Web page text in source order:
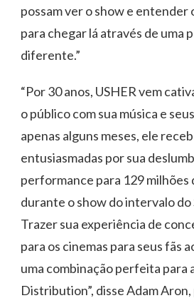
possam ver o show e entender
para chegar lá através de uma
diferente.”
“Por 30 anos, USHER vem
o público com sua música e
apenas alguns meses, ele
entusiasmadas por sua
performance para 129 milhões
durante o show do intervalo do
Trazer sua experiência de
para os cinemas para seus fãs
uma combinação perfeita para
Distribution”, disse Adam